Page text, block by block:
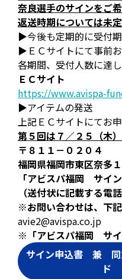
奈良選手のサインをご
返送時期については未
▶今後も定期的に受付
▶ＥＣサイトにて事前お
各期間、受付人数に達
ＥＣサイト
https://www.avispa-
▶アイテムの発送
上記ＥＣサイトにてお
第５回は７／２５（木
〒８１１－０２０４
福岡県福岡市東区奈多
「アビスパ福岡 サイ
（送付状に記載する電
※お問い合わせは、下
avie2@avispa.co.jp
※「アビスパ福岡 サイ
サイン申込書 兼 同
ド